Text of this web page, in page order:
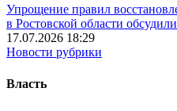
Упрощение правил
в Ростовской области
17.07.2026 18:29
Новости рубрики
Власть